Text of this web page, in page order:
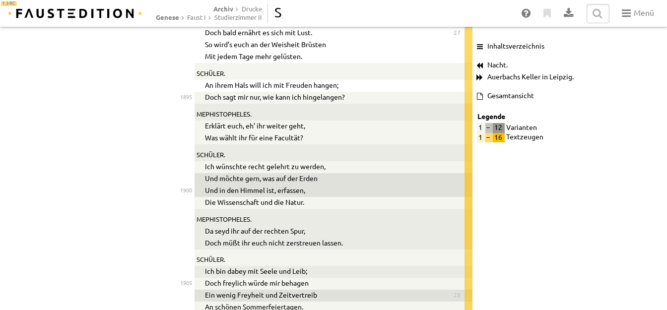
1.3 RC
Archiv Drucke
Genese Faust I Studierzimmer II S Menü
So nimmt ein Kind der Mutter Brust
1890 Nicht gleich im Anfang willig an,
27
Doch bald ernährt es sich mit Lust.
So wird’s euch an der Weisheit Brüsten
Mit jedem Tage mehr gelüsten.
SCHÜLER.
An ihrem Hals will ich mit Freuden hangen;
1895 Doch sagt mir nur, wie kann ich hingelangen?
MEPHISTOPHELES.
Erklärt euch, eh’ ihr weiter geht,
Was wählt ihr für eine Facultät?
SCHÜLER.
Ich wünschte recht gelehrt zu werden,
Und möchte gern, was auf der Erden
1900
Und in den Himmel ist, erfassen,
Die Wissenschaft und die Natur.
MEPHISTOPHELES.
Da seyd ihr auf der rechten Spur,
Doch müßt ihr euch nicht zerstreuen lassen.
SCHÜLER.
Ich bin dabey mit Seele und Leib;
1905 Doch freylich würde mir behagen
28
Ein wenig Freyheit und Zeitvertreib
An schönen Sommerfeiertagen.
Inhaltsverzeichnis
Nacht.
Auerbachs Keller in Leipzig.
Gesamtansicht
Legende
1 – 12
Varianten
1
– 16 Textzeugen